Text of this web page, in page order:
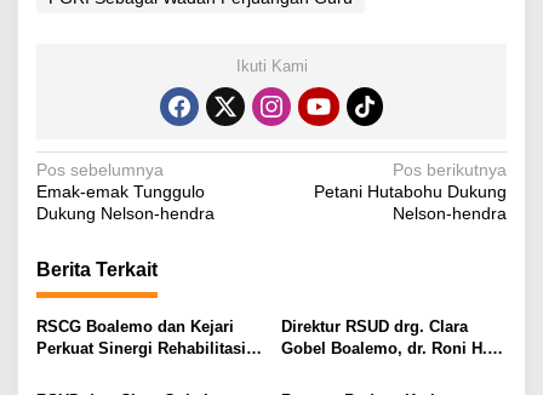
Ikuti Kami
N
a
i
g
a
Pos sebelumnya
Emak-emak Tunggulo
Dukung Nelson-hendra
Pos berikutnya
Petani Hutabohu Dukung
Nelson-hendra
Berita Terkait
RSCG Boalemo dan Kejari
Perkuat Sinergi Rehabilitasi
Direktur RSUD drg. Clara
Gobel Boalemo, dr. Roni H.